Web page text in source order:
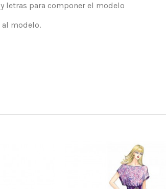
letras para componer el modelo
modelo.